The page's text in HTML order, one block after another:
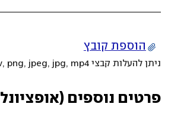
הוספת קובץ
ניתן להעלות קבצי mov, png, jpeg, jpg, mp4 עד 200MB
פרטים נוספים